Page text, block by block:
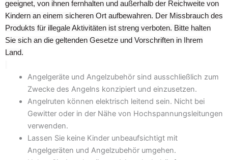
geeignet, von ihnen fernhalten und außerhalb der Reichweite von
Kindern an einem sicheren Ort aufbewahren. Der Missbrauch des
Produkts für illegale Aktivitäten ist streng verboten. Bitte halten
Sie sich an die geltenden Gesetze und Vorschriften in Ihrem
Land.
Angelgeräte und Angelzubehör sind ausschließlich zum
Zwecke des Angelns konzipiert und einzusetzen.
Angelruten können elektrisch leitend sein. Nicht bei
Gewitter oder in der Nähe von Hochspannungsleitungen
verwenden.
Lassen Sie keine Kinder unbeaufsichtigt mit
Angelgeräten und Angelzubehör umgehen.